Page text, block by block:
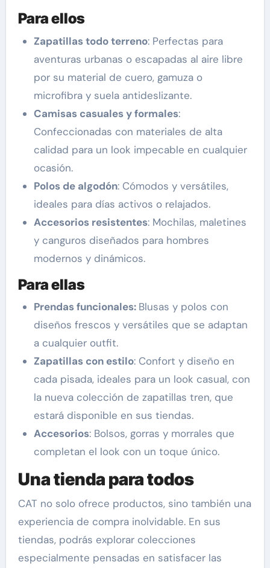
Para ellos
Zapatillas todo terreno: Perfectas para
aventuras urbanas o escapadas al aire libre
por su material de cuero, gamuza o
microfibra y suela antideslizante.
Camisas casuales y formales:
Confeccionadas con materiales de alta
calidad para un look impecable en cualquier
ocasión.
Polos de algodón: Cómodos y versátiles,
ideales para días activos o relajados.
Accesorios resistentes: Mochilas, maletines
y canguros diseñados para hombres
modernos y dinámicos.
Para ellas
Prendas funcionales: Blusas y polos con
diseños frescos y versátiles que se adaptan
a cualquier outfit.
Zapatillas con estilo: Confort y diseño en
cada pisada, ideales para un look casual, con
la nueva colección de zapatillas tren, que
estará disponible en sus tiendas.
Accesorios: Bolsos, gorras y morrales que
completan el look con un toque único.
Una tienda para todos
CAT no solo ofrece productos, sino también una
experiencia de compra inolvidable. En sus
tiendas, podrás explorar colecciones
especialmente pensadas en satisfacer las